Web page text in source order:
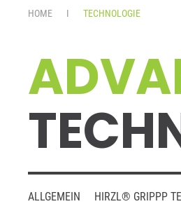
HOME TECHNOLOGIE
ALLGEMEIN HIRZL® GRIPPP